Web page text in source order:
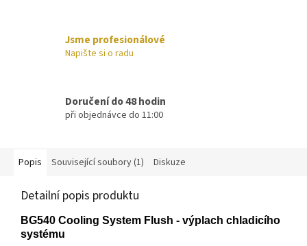
Jsme profesionálové
Napište si o radu
Doručení do 48 hodin
při objednávce do 11:00
Popis Související soubory (1) Diskuze
Detailní popis produktu
BG540 Cooling System Flush - výplach chladicího
systému